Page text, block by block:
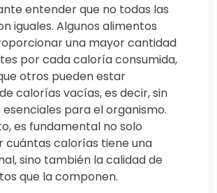
entender que no todas las
iguales. Algunos alimentos
una mayor cantidad
por cada caloría consumida,
otros pueden estar
calorías vacías, es decir, sin
para el organismo.
es fundamental no solo
cuántas calorías tiene una
sino también la calidad de
que la componen.